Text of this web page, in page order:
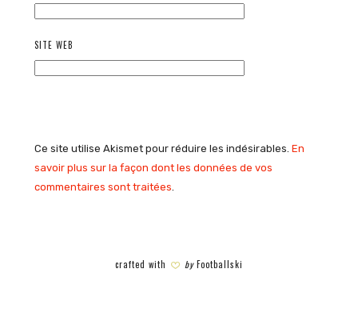
SITE WEB
Ce site utilise Akismet pour réduire les indésirables. En
savoir plus sur la façon dont les données de vos
commentaires sont traitées.
crafted with byFootballski